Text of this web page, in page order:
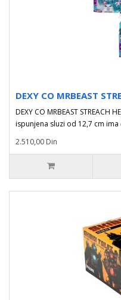
DEXY CO MRBEAST
DEXY CO MRBEAST STREACH
ispunjena sluzi od 12,7 cm ima
2.510,00 Din